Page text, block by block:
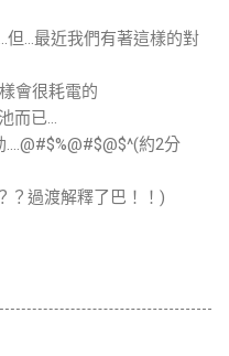
但...最近我們有著這樣的對
會很耗電的
已...
約2分
？過渡解釋了巴！！)